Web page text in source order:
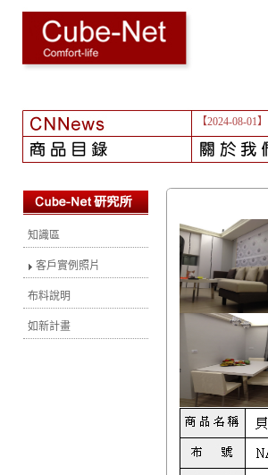
【2024-08-01】
知識區
客戶實例照片
布料說明
如新計畫